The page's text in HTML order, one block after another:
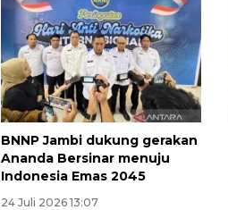
BNNP Jambi dukung gerakan
Ananda Bersinar menuju
Indonesia Emas 2045
24 Juli 2026 13:07